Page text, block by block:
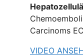
Carcinoms
VIDEO